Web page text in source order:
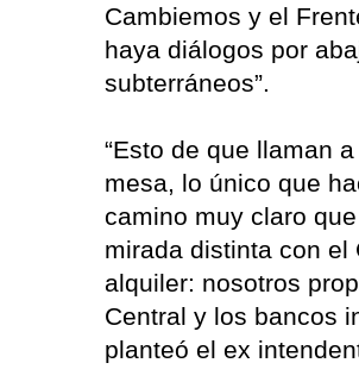
Cambiemos y el
haya diálogos por
subterráneos”.
“Esto de que llaman
mesa, lo único que
camino muy claro
mirada distinta con el
alquiler: nosotros
Central y los bancos
planteó el ex